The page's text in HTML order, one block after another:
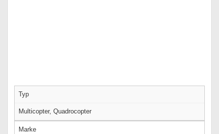
Typ
Multicopter, Quadrocopter
Marke